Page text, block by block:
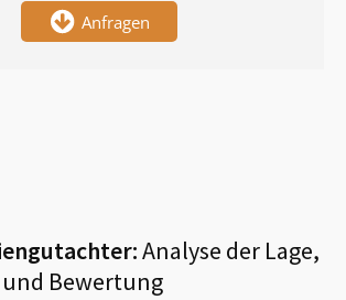
Anfragen
Analyse der Lage,
Bewertung